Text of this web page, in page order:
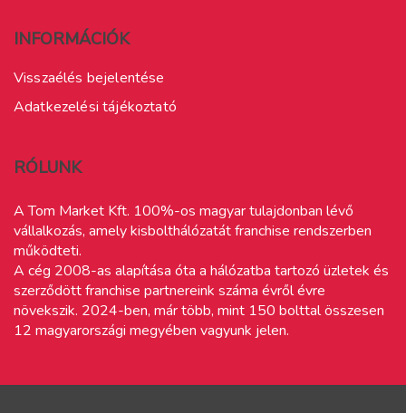
INFORMÁCIÓK
Visszaélés bejelentése
Adatkezelési tájékoztató
RÓLUNK
A Tom Market Kft. 100%-os magyar tulajdonban lévő
vállalkozás, amely kisbolthálózatát franchise rendszerben
működteti.
A cég 2008-as alapítása óta a hálózatba tartozó üzletek és
szerződött franchise partnereink száma évről évre
növekszik. 2024-ben, már több, mint 150 bolttal összesen
12 magyarországi megyében vagyunk jelen.